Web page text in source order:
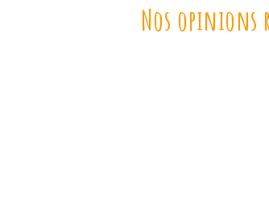
Nos opinions